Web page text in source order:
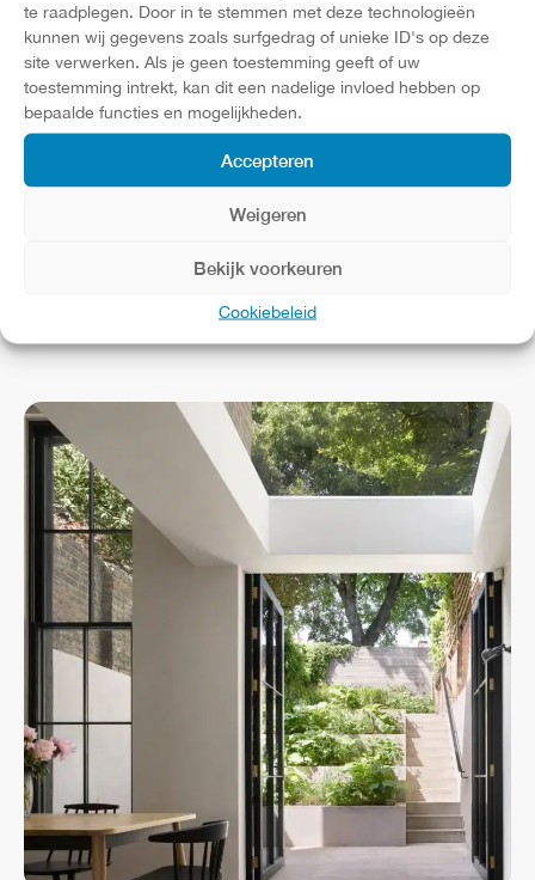
te raadplegen. Door in te stemmen met deze technologieën
kunnen wij gegevens zoals surfgedrag of unieke ID's op deze
site verwerken. Als je geen toestemming geeft of uw
toestemming intrekt, kan dit een nadelige invloed hebben op
bepaalde functies en mogelijkheden.
Accepteren
Weigeren
Bekijk voorkeuren
Cookiebeleid
Optimaal daglicht door de afwezigheid van een
zichtbaar frame: dit is het innovatieve design van Dutch
Roof Design.
Het glas van dezelichtstraat voor het vlakke dakligt
vlak in het frame. Dit betekent dat regenwater er
makkelijk afloopt. Zo blijft het raam schoon en ontstaat